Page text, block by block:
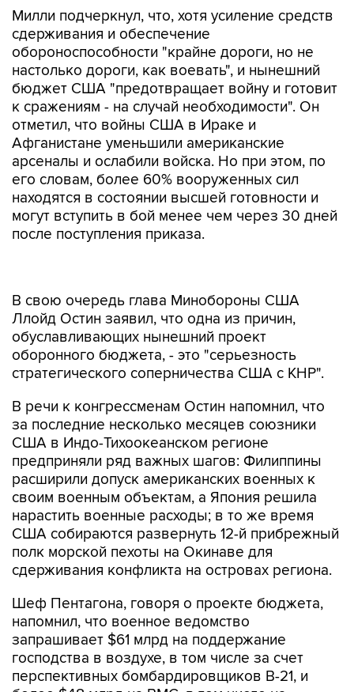
Милли подчеркнул, что, хотя усиление средств
сдерживания и обеспечение
обороноспособности "крайне дороги, но не
настолько дороги, как воевать", и нынешний
бюджет США "предотвращает войну и готовит
к сражениям - на случай необходимости". Он
отметил, что войны США в Ираке и
Афганистане уменьшили американские
арсеналы и ослабили войска. Но при этом, по
его словам, более 60% вооруженных сил
находятся в состоянии высшей готовности и
могут вступить в бой менее чем через 30 дней
после поступления приказа.
В свою очередь глава Минобороны США
Ллойд Остин заявил, что одна из причин,
обуславливающих нынешний проект
оборонного бюджета, - это "серьезность
стратегического соперничества США с КНР".
В речи к конгрессменам Остин напомнил, что
за последние несколько месяцев союзники
США в Индо-Тихоокеанском регионе
предприняли ряд важных шагов: Филиппины
расширили допуск американских военных к
своим военным объектам, а Япония решила
нарастить военные расходы; в то же время
США собираются развернуть 12-й прибрежный
полк морской пехоты на Окинаве для
сдерживания конфликта на островах региона.
Шеф Пентагона, говоря о проекте бюджета,
напомнил, что военное ведомство
запрашивает $61 млрд на поддержание
господства в воздухе, в том числе за счет
перспективных бомбардировщиков B-21, и